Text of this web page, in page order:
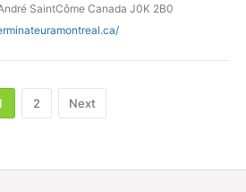
SaintCôme Canada J0K 2B0
2 Next